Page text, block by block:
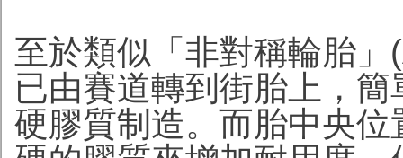
至於類似「非對稱輪胎
已由賽道轉到街胎上，
硬膠質制造。而胎中央